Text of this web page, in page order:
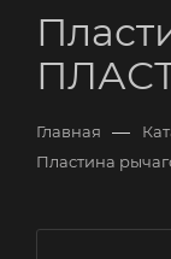
Главная —
Пластина